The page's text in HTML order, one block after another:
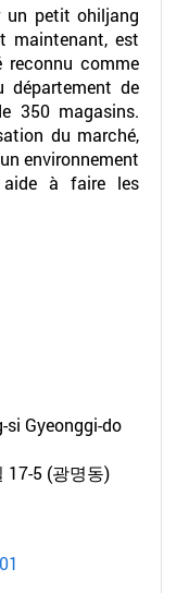
un petit ohiljang
maintenant, est
reconnu comme
département de
350 magasins.
du marché,
environnement
à faire les
si Gyeonggi-do
17-5 (광명동)